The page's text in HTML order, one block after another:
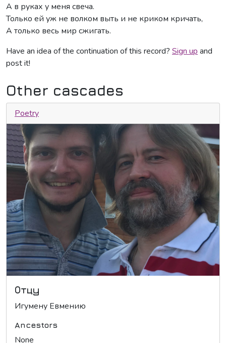
А в руках у меня свеча.
Только ей уж не волком выть и не криком кричать,
А только весь мир сжигать.
Have an idea of the continuation of this record? Sign up and
post it!
Other cascades
Poetry
Отцу
Игумену Евмению
Ancestors
None